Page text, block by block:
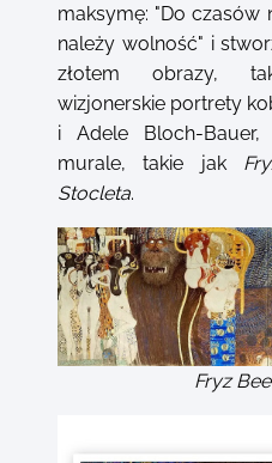
maksymę: "Do czasów
należy wolność" i
złotem obrazy,
wizjonerskie portrety
i Adele Bloch-
murale, takie jak
Stocleta.
Fryz